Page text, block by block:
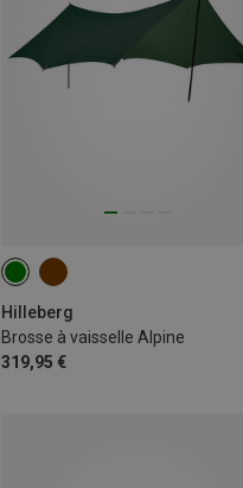
Hilleberg
Brosse à vaisselle Alpine
319,95 €